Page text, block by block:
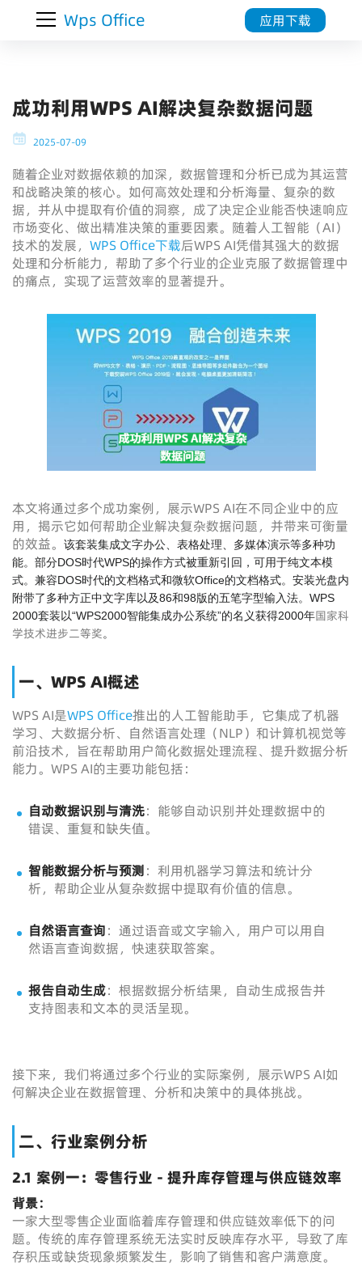
Wps Office 应用下载
成功利用WPS AI解决复杂数据问题
2025-07-09
随着企业对数据依赖的加深，数据管理和分析已成为其运营
和战略决策的核心。如何高效处理和分析海量、复杂的数
据，并从中提取有价值的洞察，成了决定企业能否快速响应
市场变化、做出精准决策的重要因素。随着人工智能（AI）
技术的发展， WPS Office下载后WPS AI凭借其强大的数据
处理和分析能力，帮助了多个行业的企业克服了数据管理中
的痛点，实现了运营效率的显著提升。
本文将通过多个成功案例，展示WPS AI在不同企业中的应
用，揭示它如何帮助企业解决复杂数据问题，并带来可衡量
的效益。
该套装集成文字办公、表格处理、多媒体演示等多种功
能。部分DOS时代WPS的操作方式被重新引回，可用于纯文本模
式。兼容DOS时代的文档格式和微软Office的文档格式。安装光盘内
附带了多种方正中文字库以及86和98版的五笔字型输入法。WPS
2000套装以“WPS2000智能集成办公系统”的名义获得2000年国家科
学技术进步二等奖。
一、WPS AI概述
WPS AI是WPS Office推出的人工智能助手，它集成了机器
学习、大数据分析、自然语言处理（NLP）和计算机视觉等
前沿技术，旨在帮助用户简化数据处理流程、提升数据分析
能力。WPS AI的主要功能包括：
自动数据识别与清洗：能够自动识别并处理数据中的
错误、重复和缺失值。
智能数据分析与预测：利用机器学习算法和统计分
析，帮助企业从复杂数据中提取有价值的信息。
自然语言查询：通过语音或文字输入，用户可以用自
然语言查询数据，快速获取答案。
报告自动生成：根据数据分析结果，自动生成报告并
支持图表和文本的灵活呈现。
接下来，我们将通过多个行业的实际案例，展示WPS AI如
何解决企业在数据管理、分析和决策中的具体挑战。
二、行业案例分析
2.1 案例一：零售行业 - 提升库存管理与供应链效率
背景：
一家大型零售企业面临着库存管理和供应链效率低下的问
题。传统的库存管理系统无法实时反映库存水平，导致了库
存积压或缺货现象频繁发生，影响了销售和客户满意度。